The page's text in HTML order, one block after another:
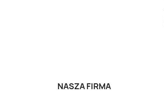
NASZA FIRMA